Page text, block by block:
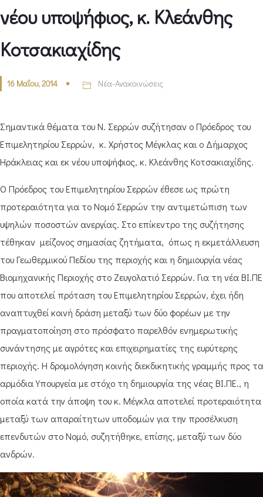
νέου υποψήφιος, κ. Κλεάνθης
Κοτσακιαχίδης
16 Μαΐου, 2014 Νέα-Ανακοινώσεις
Σημαντικά θέματα του Ν. Σερρών συζήτησαν ο Πρόεδρος του
Επιμελητηρίου Σερρών, κ. Χρήστος Μέγκλας και ο Δήμαρχος
Ηράκλειας και εκ νέου υποψήφιος, κ. Κλεάνθης Κοτσακιαχίδης.
Ο Πρόεδρος του Επιμελητηρίου Σερρών έθεσε ως πρώτη
προτεραιότητα για το Νομό Σερρών την αντιμετώπιση των
υψηλών ποσοστών ανεργίας. Στο επίκεντρο της συζήτησης
τέθηκαν μείζονος σημασίας ζητήματα, όπως η εκμετάλλευση
του Γεωθερμικού Πεδίου της περιοχής και η δημιουργία νέας
Βιομηχανικής Περιοχής στο Ζευγολατιό Σερρών. Για τη νέα
που αποτελεί πρόταση του Επιμελητηρίου Σερρών, έχει ήδη
αναπτυχθεί κοινή δράση μεταξύ των δύο φορέων με την
πραγματοποίηση στο πρόσφατο παρελθόν ενημερωτικής
συνάντησης με αγρότες και επιχειρηματίες της ευρύτερης
περιοχής. Η δρομολόγηση κοινής διεκδικητικής γραμμής προς τα
αρμόδια Υπουργεία με στόχο τη δημιουργία της νέας ΒΙ.ΠΕ., η
οποία κατά την άποψη του κ. Μέγκλα αποτελεί προτεραιότητα
μεταξύ των απαραίτητων υποδομών για την προσέλκυση
επενδυτών στο Νομό, συζητήθηκε, επίσης, μεταξύ των δύο
ανδρών.